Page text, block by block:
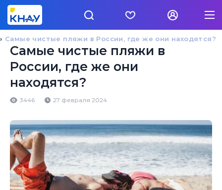
Самые чистые пляжи в России, где же они находятся?
Самые чистые пляжи в
России, где же они
находятся?
3446 27 февраля 2024